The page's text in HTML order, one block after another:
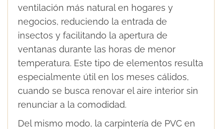
ventilación más natural en hogares y
negocios, reduciendo la entrada de
insectos y facilitando la apertura de
ventanas durante las horas de menor
temperatura. Este tipo de elementos resulta
especialmente útil en los meses cálidos,
cuando se busca renovar el aire interior sin
renunciar a la comodidad.
Del mismo modo, la carpintería de PVC en